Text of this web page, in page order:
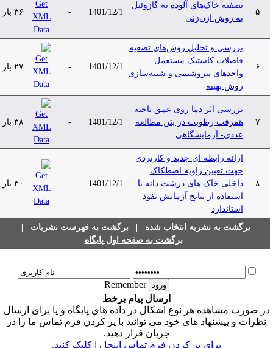
تصفیه خاک‌های آلوده به گازوئیل
به روش ازن‌زنی
1401/12/1 ۳۶ بار
بررسی و تحلیل روش‌های تصفیه
فاضلاب کاستیک مستعمل
واحدهای پتروشیمی و شبیه‌سازی
روش بهینه
1401/12/1 ۲۷ بار
بررسی اثر دما روی عمق ناحیه
همرفت رطوبت در بتن مطالعه
عددی- آزمایشگاهی
1401/12/1 ۳۸ بار
ارائه رابطه ای جدید و کاربردی
جهت تعیین زاویه اصطکاک
داخلی خاک های درشت دانه با
استفاده از نتایج آزمایش نفوذ
استاندارد
1401/12/1 ۳۰ بار
برگشت به نشریه انتخاب شده| برگشت به فهرست نشریات|
برگشت به صفحه اول پایگاه
Remember
ارسال پیام برخط
صورت مشاهده هر نوع اشکال در داده های پایگاه و یا برای ارسال
نظرات و پیشنهاد های خود می توانید با پر کردن فرم تماس ما را در
جریان قرار دهید.
برای پر کردن فرم تماس اینجا را کلیک کنید.